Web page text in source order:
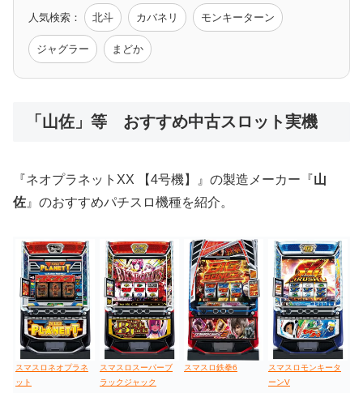
モンハン バイオ ペルソナ
人気検索： 北斗 カバネリ モンキーターン
ジャグラー まどか
「山佐」等 おすすめ中古スロット実機
『ネオプラネットXX 【4号機】』の製造メーカー『山
佐 』のおすすめパチスロ機種を紹介。
スマスロネオプラネ
ット
スマスロスーパーブ
ラックジャック
スマスロ鉄拳6
スマスロモンキータ
ーンV